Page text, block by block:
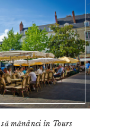
mănânci în Tours